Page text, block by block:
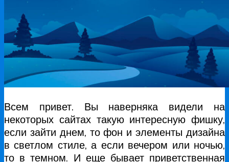
Всем привет. Вы наверняка видели на
некоторых сайтах такую интересную фишку,
если зайти днем, то фон и элементы дизайна
в светлом стиле, а если вечером или ночью,
то в темном. И еще бывает приветственная